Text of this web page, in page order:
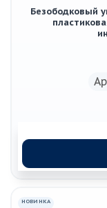
Безободковый
НОВИНКА